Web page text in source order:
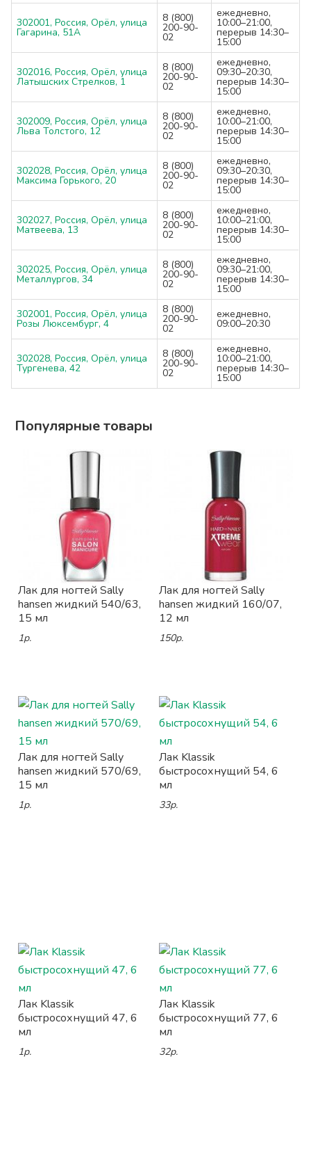
302001, Россия, Орёл, улица
Гагарина, 51А
8 (800)
200-90-
02
ежедневно,
10:00–21:00,
перерыв 14:30–
15:00
302016, Россия, Орёл, улица
Латышских Стрелков, 1
8 (800)
200-90-
02
ежедневно,
09:30–20:30,
перерыв 14:30–
15:00
302009, Россия, Орёл, улица
Льва Толстого, 12
8 (800)
200-90-
02
ежедневно,
10:00–21:00,
перерыв 14:30–
15:00
302028, Россия, Орёл, улица
Максима Горького, 20
8 (800)
200-90-
02
ежедневно,
09:30–20:30,
перерыв 14:30–
15:00
302027, Россия, Орёл, улица
Матвеева, 13
8 (800)
200-90-
02
ежедневно,
10:00–21:00,
перерыв 14:30–
15:00
302025, Россия, Орёл, улица
Металлургов, 34
8 (800)
200-90-
02
ежедневно,
09:30–21:00,
перерыв 14:30–
15:00
302001, Россия, Орёл, улица
Розы Люксембург, 4
8 (800)
200-90-
02
ежедневно,
09:00–20:30
302028, Россия, Орёл, улица
Тургенева, 42
8 (800)
200-90-
02
ежедневно,
10:00–21:00,
перерыв 14:30–
15:00
Популярные товары
Лак для ногтей Sally
hansen жидкий 540/63,
15 мл
1р.
Лак для ногтей Sally
hansen жидкий 160/07,
12 мл
150р.
Лак для ногтей Sally
hansen жидкий 570/69,
15 мл
1р.
Лак Klassik
быстросохнущий 54, 6
мл
33р.
Лак Klassik
быстросохнущий 47, 6
мл
1р.
Лак Klassik
быстросохнущий 77, 6
мл
32р.